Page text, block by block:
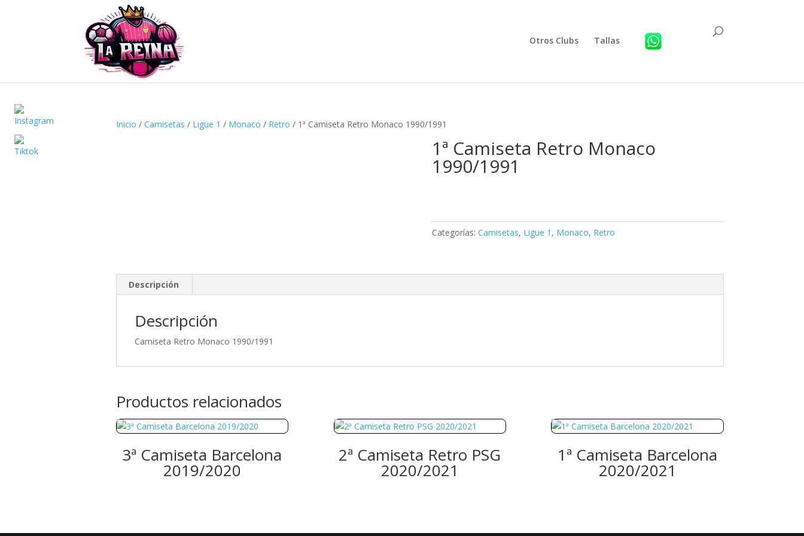
Otros Clubs Tallas
Inicio / Camisetas / Ligue 1 / Monaco / Retro / 1ª Camiseta Retro Monaco 1990/1991
1ª Camiseta Retro Monaco
1990/1991
Categorías: Camisetas, Ligue 1 , Monaco, Retro
Descripción
Descripción
Camiseta Retro Monaco 1990/1991
Productos relacionados
3ª Camiseta Barcelona
2019/2020
2ª Camiseta Retro PSG
2020/2021
1ª Camiseta Barcelona
2020/2021